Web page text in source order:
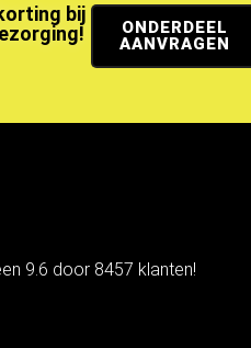
bij
ONDERDEEL
AANVRAGEN
9.6 door 8457 klanten!